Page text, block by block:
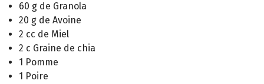
60 g de Granola
20 g de Avoine
2 cc de Miel
2 c Graine de chia
1 Pomme
1 Poire